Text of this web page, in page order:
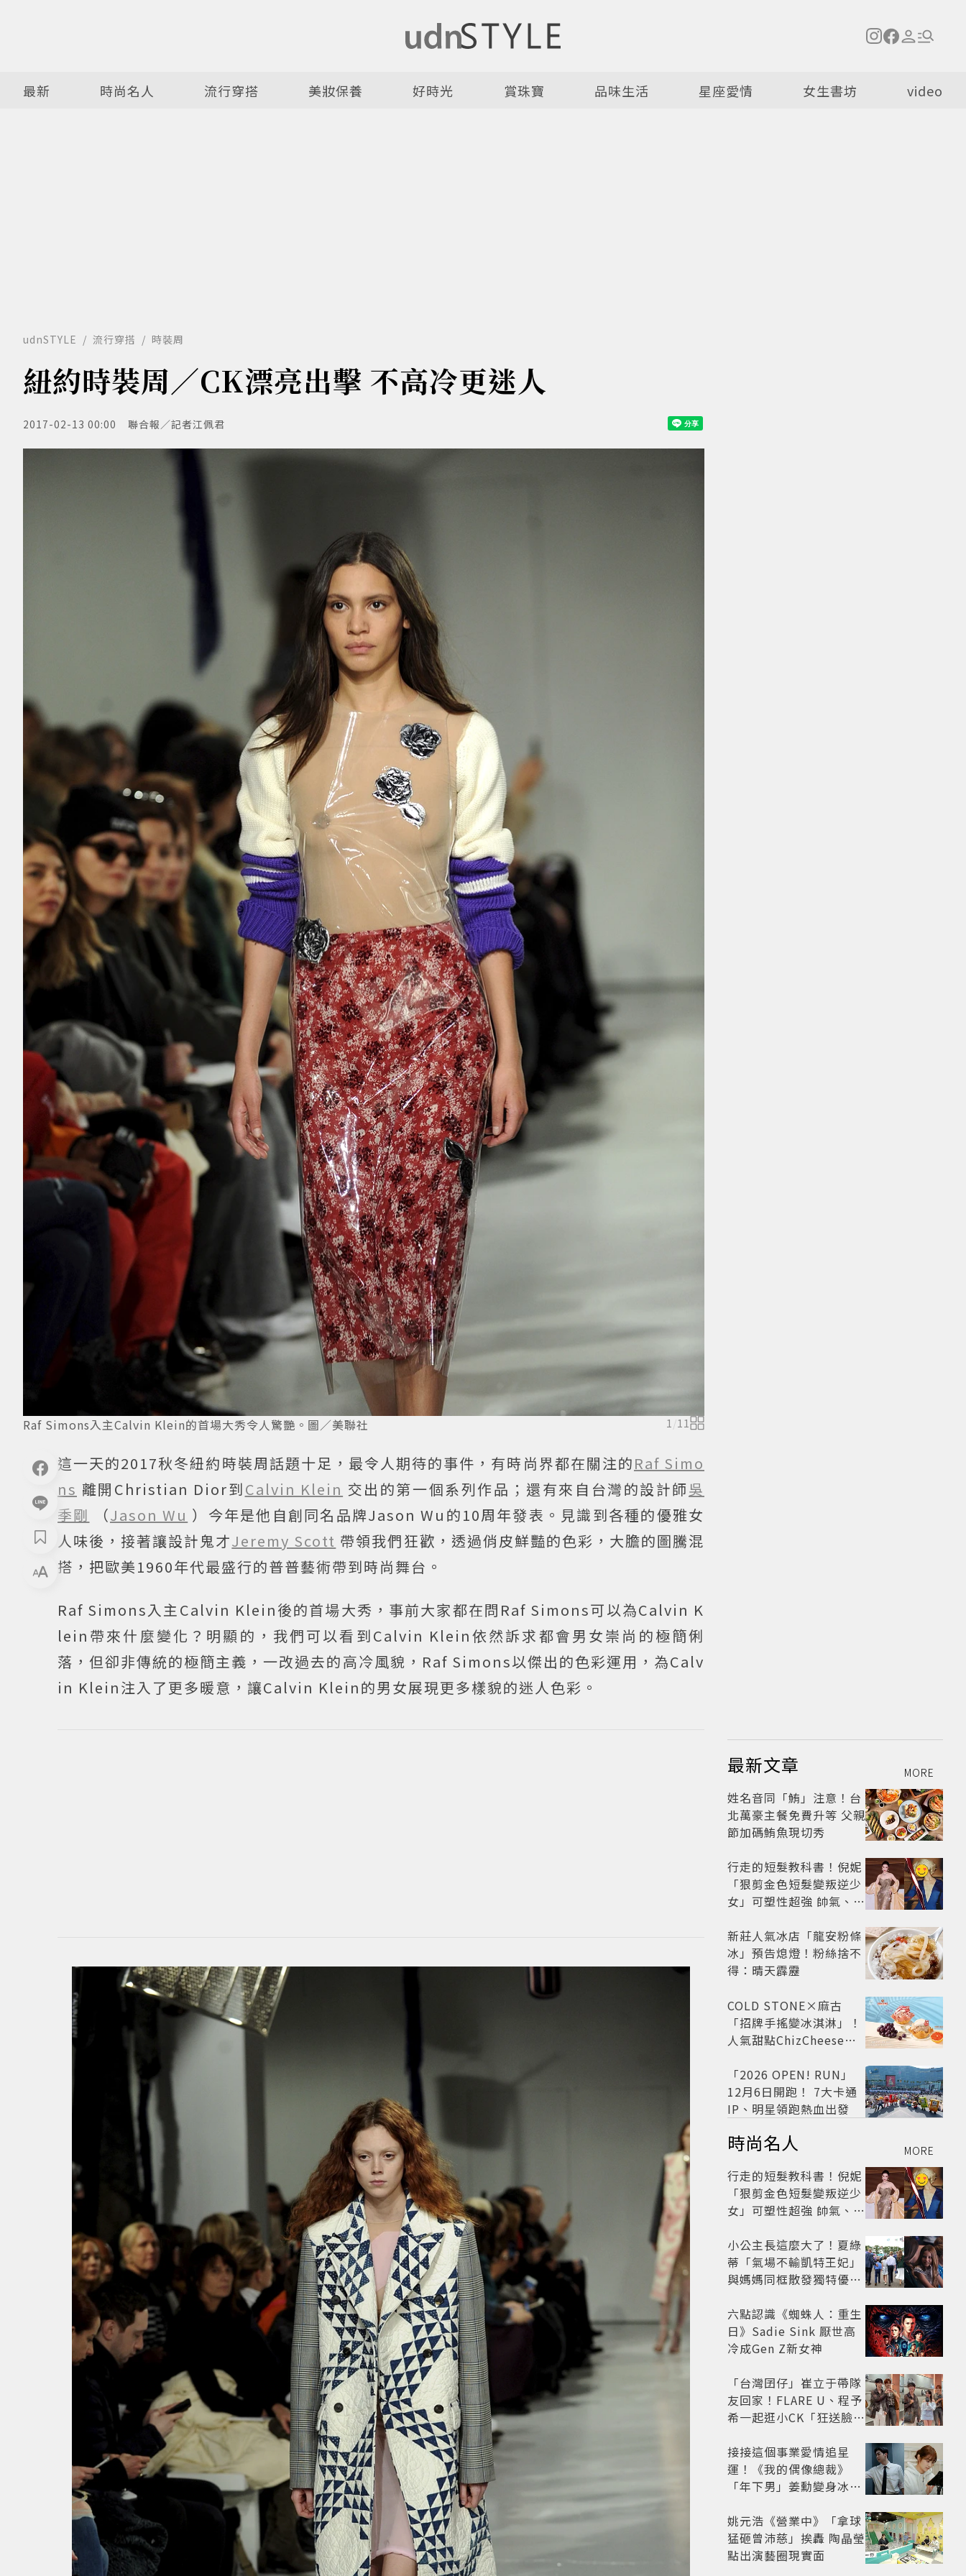
最新 時尚名人 流行穿搭 美妝保養 好時光 賞珠寶 品味生活 星座愛情 女生書坊 video
udnSTYLE 流行穿搭 時裝周
紐約時裝周／CK漂亮出擊 不高冷更迷人
2017-02-13 00:00 聯合報／記者江佩君
Raf Simons入主Calvin Klein的首場大秀令人驚艷。圖／美聯社 1/11
這一天的2017秋冬紐約時裝周話題十足，最令人期待的事件，有時尚界都在關注的Raf Simo
ns 離開Christian Dior到Calvin Klein 交出的第一個系列作品；還有來自台灣的設計師吳
季剛
（Jason Wu ）今年是他自創同名品牌Jason Wu的10周年發表。見識到各種的優雅女
人味後，接著讓設計鬼才Jeremy Scott 帶領我們狂歡，透過俏皮鮮豔的色彩，大膽的圖騰混
搭，把歐美1960年代最盛行的普普藝術帶到時尚舞台。
Raf Simons入主Calvin Klein後的首場大秀，事前大家都在問Raf Simons可以為Calvin K
lein帶來什麼變化？明顯的，我們可以看到Calvin Klein依然訴求都會男女崇尚的極簡俐
落，但卻非傳統的極簡主義，一改過去的高冷風貌，Raf Simons以傑出的色彩運用，為Calv
in Klein注入了更多暖意，讓Calvin Klein的男女展現更多樣貌的迷人色彩。
最新文章 MORE
姓名音同「鮪」注意！台
北萬豪主餐免費升等 父親
節加碼鮪魚現切秀
行走的短髮教科書！倪妮
「狠剪金色短髮變叛逆少
女」可塑性超強 帥氣、優
新莊人氣冰店「龍安粉條
冰」預告熄燈！粉絲捨不
得：晴天霹靂
COLD STONE×麻古
「招牌手搖變冰淇淋」！
人氣甜點ChizCheese快
「2026 OPEN! RUN」
12月6日開跑！ 7大卡通
IP、明星領跑熱血出發
時尚名人 MORE
行走的短髮教科書！倪妮
「狠剪金色短髮變叛逆少
女」可塑性超強 帥氣、優
小公主長這麼大了！夏綠
蒂「氣場不輸凱特王妃」
與媽媽同框散發獨特優雅
六點認識《蜘蛛人：重生
日》Sadie Sink 厭世高
冷成Gen Z新女神
「台灣囝仔」崔立于帶隊
友回家！FLARE U、程予
希一起逛小CK「狂送臉頰
站私藏必逛名單
接接這個事業愛情追星
運！《我的偶像總裁》
「年下男」姜勳變身冰山
遇愛情
姚元浩《營業中》「拿球
猛砸曾沛慈」挨轟 陶晶瑩
點出演藝圈現實面